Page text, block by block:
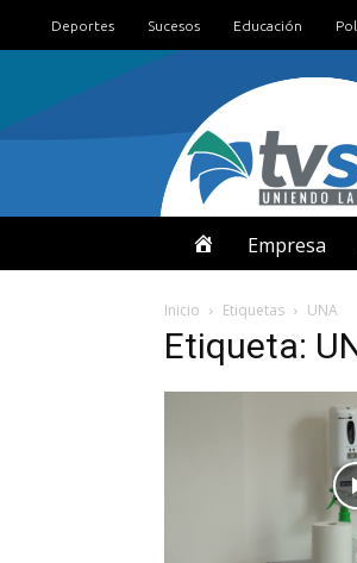
Deportes Sucesos Educación
N
I
Empresa
Inicio Etiquetas UNA
Etiqueta: